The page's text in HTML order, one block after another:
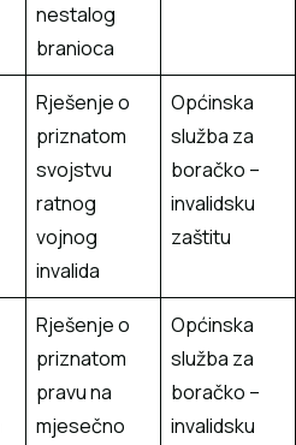
nestalog
branioca
Rješenje o
priznatom
svojstvu
ratnog
vojnog
invalida
Općinska
služba za
boračko –
invalidsku
zaštitu
Rješenje o
priznatom
pravu na
mjesečno
Općinska
služba za
boračko –
invalidsku